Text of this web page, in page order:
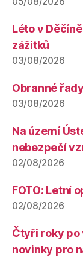
Léto v
zážitků
03/08/2026
Obranné
03/08/2026
Na území
nebezpečí
02/08/2026
FOTO: Letní
02/08/2026
Čtyři roky po
novinky pro